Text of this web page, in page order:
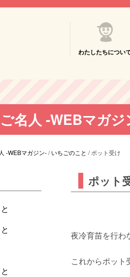
わたしたちについ
名人 -WEBマガジ
-WEBマガジン-/いちごのこと /ポット受け
ポット
夜冷育苗を行わ
これからポット